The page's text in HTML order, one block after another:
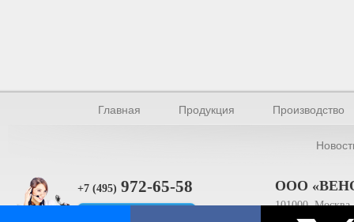
Главная Продукция Производство
+7 (495) 972-65-58 ООО
101000,